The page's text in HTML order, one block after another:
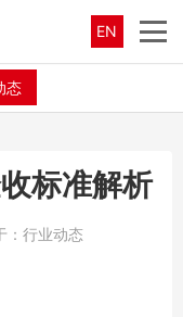
EN
态
标准解析
： 行业动态